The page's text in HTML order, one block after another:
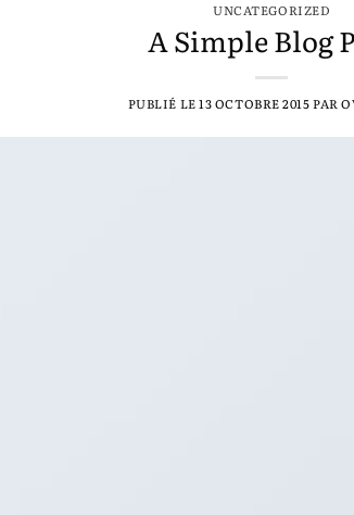
UNCATEGORIZED
A Simple Blog
PUBLIÉ LE13 OCTOBRE 2015PAR